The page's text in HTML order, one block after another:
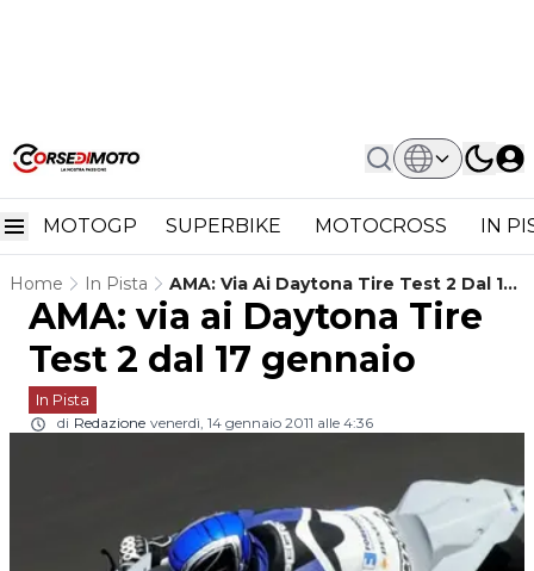
MOTOGP SUPERBIKE MOTOCROSS IN
Home In Pista
AMA: Via Ai Daytona Tire Test 2 Dal 17
Gennaio
AMA: via ai Daytona Tire
Test 2 dal 17 gennaio
In Pista
di Redazione venerdì, 14 gennaio 2011 alle 4:36